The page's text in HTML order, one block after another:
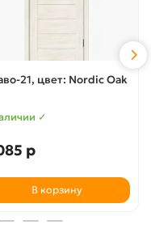
21, цвет: Nordic Oak
✓
р
В корзину